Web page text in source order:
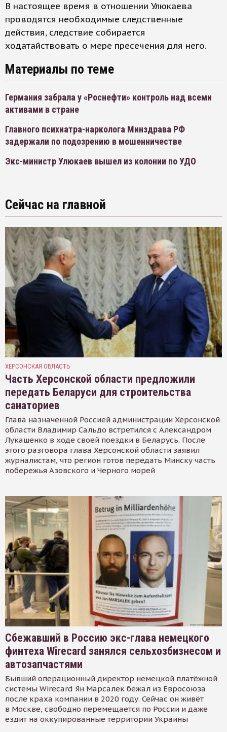
В настоящее время в отношении Улюкаева
проводятся необходимые следственные
действия, следствие собирается
ходатайствовать о мере пресечения для него.
Материалы по теме
Германия забрала у «Роснефти» контроль над всеми
активами в стране
Главного психиатра-нарколога Минздрава РФ
задержали по подозрению в мошенничестве
Экс-министр Улюкаев вышел из колонии по УДО
Сейчас на главной
ХЕРСОНСКАЯ ОБЛАСТЬ
Часть Херсонской области предложили
передать Беларуси для строительства
санаториев
Глава назначенной Россией администрации Херсонской
области Владимир Сальдо встретился с Александром
Лукашенко в ходе своей поездки в Беларусь. После
этого разговора глава Херсонской области заявил
журналистам, что регион готов передать Минску часть
побережья Азовского и Черного морей
Сбежавший в Россию экс-глава немецкого
финтеха Wirecard занялся сельхозбизнесом и
автозапчастями
Бывший операционный директор немецкой платёжной
системы Wirecard Ян Марсалек бежал из Евросоюза
после краха компании в 2020 году. Сейчас он живёт
в Москве, свободно перемещается по России и даже
ездит на оккупированные территории Украины